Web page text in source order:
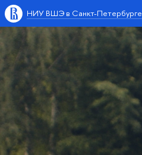
НИУ ВШЭ в Санкт-Петербурге